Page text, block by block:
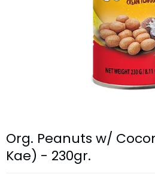
Org. Peanuts w/
Kae) - 230gr.